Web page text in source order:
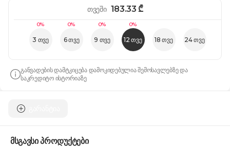
0%
3 თვე
0%
6 თვე
0%
9 თვე
0%
12 თვე 18 თვე 24 თვე
თვეში 183.33₾
განვადების დამტკიცება დამოკიდებულია შემოსავლებზე და
საკრედიტო ისტორიაზე
მსგავსი პროდუქტები